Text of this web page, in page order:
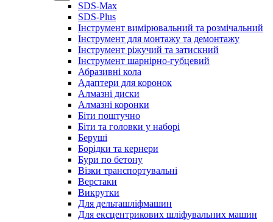
SDS-Max
SDS-Plus
Інструмент вимірювальний та розмічальний
Інструмент для монтажу та демонтажу
Інструмент ріжучий та затискний
Інструмент шарнірно-губцевий
Абразивні кола
Адаптери для коронок
Алмазні диски
Алмазні коронки
Біти поштучно
Біти та головки у наборі
Беруші
Борідки та кернери
Бури по бетону
Візки транспортувальні
Верстаки
Викрутки
Для дельташліфмашин
Для ексцентрикових шліфувальних машин